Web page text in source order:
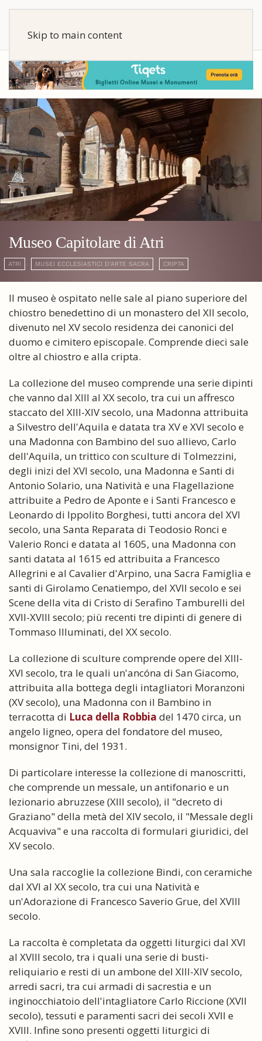
Skip to main content
Museo Capitolare di Atri
ATRI MUSEI ECCLESIASTICI D'ARTE SACRA CRIPTA
Il museo è ospitato nelle sale al piano superiore del
chiostro benedettino di un monastero del XII secolo,
divenuto nel XV secolo residenza dei canonici del
duomo e cimitero episcopale. Comprende dieci sale
oltre al chiostro e alla cripta.
La collezione del museo comprende una serie dipinti
che vanno dal XIII al XX secolo, tra cui un affresco
staccato del XIII-XIV secolo, una Madonna attribuita
a Silvestro dell'Aquila e datata tra XV e XVI secolo e
una Madonna con Bambino del suo allievo, Carlo
dell'Aquila, un trittico con sculture di Tolmezzini,
degli inizi del XVI secolo, una Madonna e Santi di
Antonio Solario, una Natività e una Flagellazione
attribuite a Pedro de Aponte e i Santi Francesco e
Leonardo di Ippolito Borghesi, tutti ancora del XVI
secolo, una Santa Reparata di Teodosio Ronci e
Valerio Ronci e datata al 1605, una Madonna con
santi datata al 1615 ed attribuita a Francesco
Allegrini e al Cavalier d'Arpino, una Sacra Famiglia e
santi di Girolamo Cenatiempo, del XVII secolo e sei
Scene della vita di Cristo di Serafino Tamburelli del
XVII-XVIII secolo; più recenti tre dipinti di genere di
Tommaso Illuminati, del XX secolo.
La collezione di sculture comprende opere del XIII-
XVI secolo, tra le quali un'ancóna di San Giacomo,
attribuita alla bottega degli intagliatori Moranzoni
(XV secolo), una Madonna con il Bambino in
terracotta di Luca della Robbia del 1470 circa, un
angelo ligneo, opera del fondatore del museo,
monsignor Tini, del 1931.
Di particolare interesse la collezione di manoscritti,
che comprende un messale, un antifonario e un
lezionario abruzzese (XIII secolo), il "decreto di
Graziano" della metà del XIV secolo, il "Messale degli
Acquaviva" e una raccolta di formulari giuridici, del
XV secolo.
Una sala raccoglie la collezione Bindi, con ceramiche
dal XVI al XX secolo, tra cui una Natività e
un'Adorazione di Francesco Saverio Grue, del XVIII
secolo.
La raccolta è completata da oggetti liturgici dal XVI
al XVIII secolo, tra i quali una serie di busti-
reliquiario e resti di un ambone del XIII-XIV secolo,
arredi sacri, tra cui armadi di sacrestia e un
inginocchiatoio dell'intagliatore Carlo Riccione (XVII
secolo), tessuti e paramenti sacri dei secoli XVII e
XVIII. Infine sono presenti oggetti liturgici di